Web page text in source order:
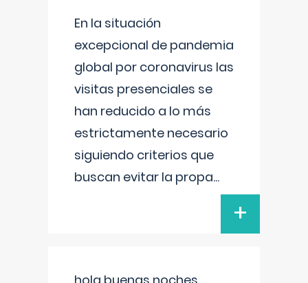
En la situación
excepcional de pandemia
global por coronavirus las
visitas presenciales se
han reducido a lo más
estrictamente necesario
siguiendo criterios que
buscan evitar la propa...
+